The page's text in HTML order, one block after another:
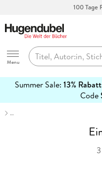
100 Tage
Hugendubel
Menu
Summer Sale: 13% Rabatt
Code
erfahren
…